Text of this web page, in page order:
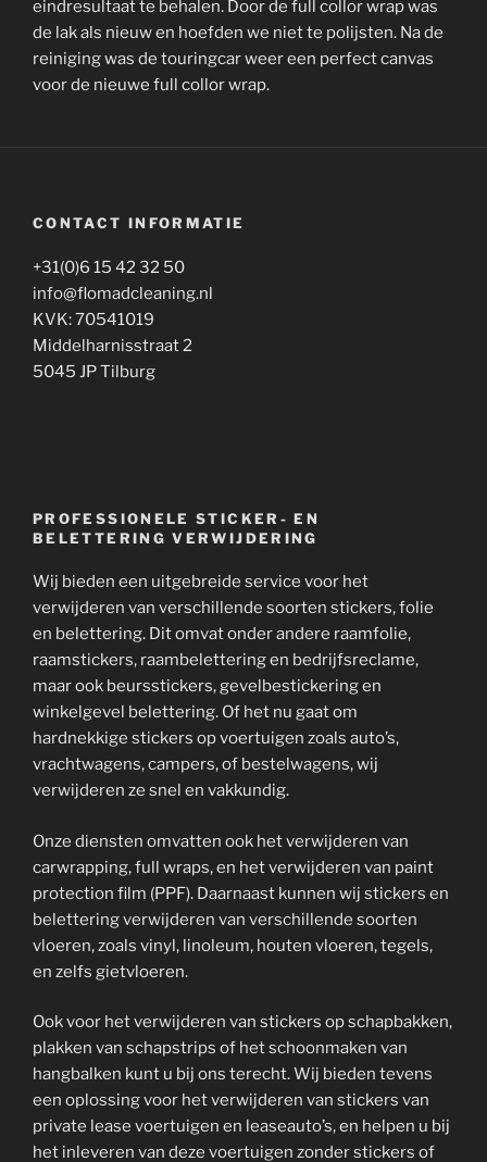
eindresultaat te behalen. Door de full collor wrap was
de lak als nieuw en hoefden we niet te polijsten. Na de
reiniging was de touringcar weer een perfect canvas
voor de nieuwe full collor wrap.
CONTACT INFORMATIE
+31(0)6 15 42 32 50
info@flomadcleaning.nl
KVK: 70541019
Middelharnisstraat 2
5045 JP Tilburg
PROFESSIONELE STICKER- EN
BELETTERING VERWIJDERING
Wij bieden een uitgebreide service voor het
verwijderen van verschillende soorten stickers, folie
en belettering. Dit omvat onder andere raamfolie,
raamstickers, raambelettering en bedrijfsreclame,
maar ook beursstickers, gevelbestickering en
winkelgevel belettering. Of het nu gaat om
hardnekkige stickers op voertuigen zoals auto’s,
vrachtwagens, campers, of bestelwagens, wij
verwijderen ze snel en vakkundig.
Onze diensten omvatten ook het verwijderen van
carwrapping, full wraps, en het verwijderen van paint
protection film (PPF). Daarnaast kunnen wij stickers en
belettering verwijderen van verschillende soorten
vloeren, zoals vinyl, linoleum, houten vloeren, tegels,
en zelfs gietvloeren.
Ook voor het verwijderen van stickers op schapbakken,
plakken van schapstrips of het schoonmaken van
hangbalken kunt u bij ons terecht. Wij bieden tevens
een oplossing voor het verwijderen van stickers van
private lease voertuigen en leaseauto’s, en helpen u bij
het inleveren van deze voertuigen zonder stickers of